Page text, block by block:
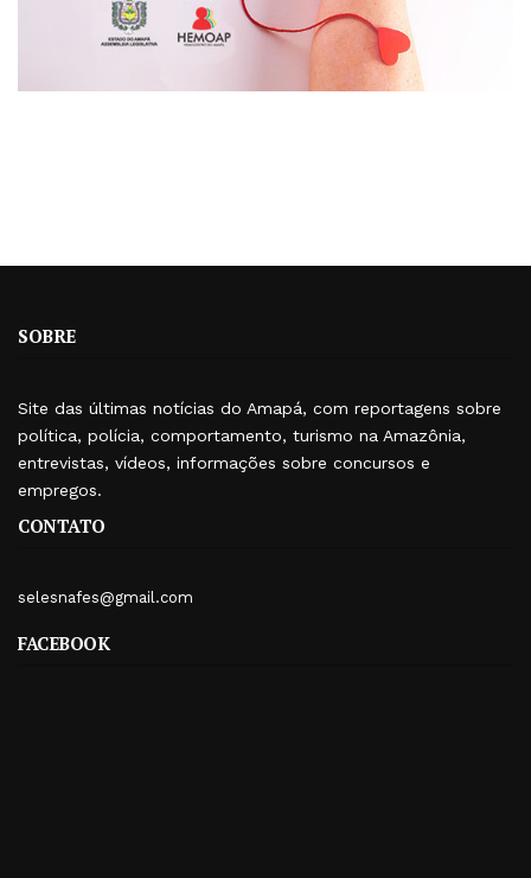
SOBRE
Site das últimas notícias do Amapá, com reportagens sobre
política, polícia, comportamento, turismo na Amazônia,
entrevistas, vídeos, informações sobre concursos e
empregos.
CONTATO
selesnafes@gmail.com
FACEBOOK